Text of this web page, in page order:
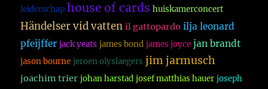
leiderschap house of cards huiskamerconcert
Händelser vid vatten il gattopardo ilja leonard
pfeijffer jack yeats james bond james joyce jan brandt
jason bourne jeroen olyslaegers jim jarmusch
joachim trier johan harstad josef matthias hauer joseph